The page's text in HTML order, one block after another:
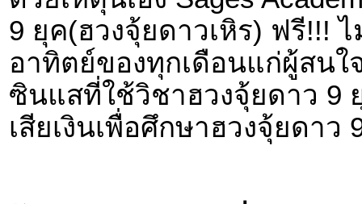
9 ยุค(ฮวงจุ้ยดาวเหิร) ฟรี!!!
อาทิตย์ของทุกเดือนแก่ผู้สนใ
ซินแสที่ใช้วิชาฮวงจุ้ยดาว 9
เสียเงินเพื่อศึกษาฮวงจุ้ยดาว